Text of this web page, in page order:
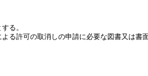
する。
る許可の取消しの申請に必要な図書又は書